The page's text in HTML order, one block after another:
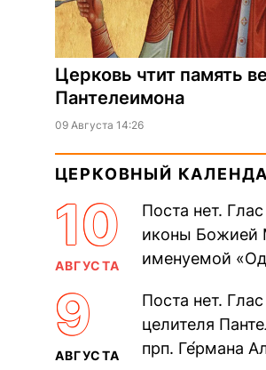
Церковь чтит память
Пантелеимона
09 Августа 14:26
ЦЕРКОВНЫЙ
10
АВГУСТА
Поста нет.
иконы Божией
именуемой
из Царьграда в
70-ти...
9
АВГУСТА
Поста нет.
целителя
прп. Ге́рмана